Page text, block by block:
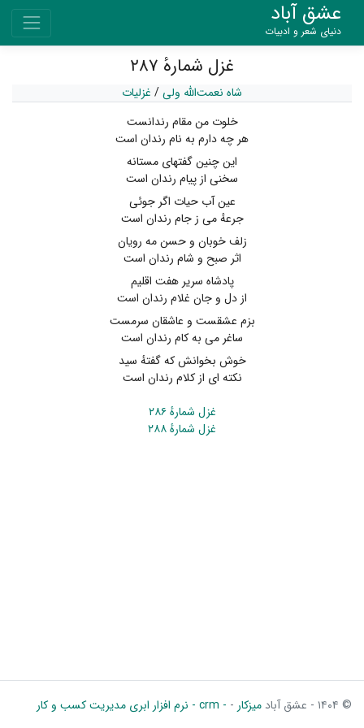
عشق آباد
دنیای شعر و ادبیات
غزل شمارهٔ ۲۸۷
شاه نعمت‌الله ولی/ غزلیات
خلوت من مقام رندانست
هر چه دارم به نام رندان است
این چنین گفتهای مستانه
سخنی از پیام رندان است
عین آب حیات اگر جوئی
جرعهٔ می ز جام رندان است
زلف خوبان و حسن مه رویان
اثر صبح و شام رندان است
پادشاه سریر هفت اقلیم
از دل و جان غلام رندان است
بزم عشقست و عاشقان سرمست
ساغر می به کام رندان است
خوش بخوانش که گفتهٔ سید
نکته ای از کلام رندان است
غزل شمارهٔ ۲۸۶
غزل شمارهٔ ۲۸۸
© ۱۴۰۴ - عشق آباد میزکار - - crm - نرم افزار ابری مدیریت کسب و کار